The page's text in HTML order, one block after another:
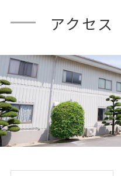
2020年
2020年
衝撃緩和効果で疲れに
畿経済産業局長賞
2020年2月
アクセス